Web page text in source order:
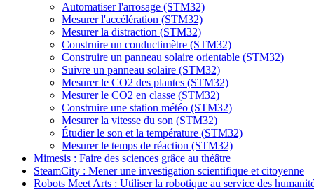
Automatiser l'arrosage (STM32)
Mesurer l'accélération (STM32)
Mesurer la distraction (STM32)
Construire un conductimètre (STM32)
Construire un panneau solaire orientable (STM32)
Suivre un panneau solaire (STM32)
Mesurer le CO2 des plantes (STM32)
Mesurer le CO2 en classe (STM32)
Construire une station météo (STM32)
Mesurer la vitesse du son (STM32)
Étudier le son et la température (STM32)
Mesurer le temps de réaction (STM32)
Mimesis : Faire des sciences grâce au théâtre
SteamCity : Mener une investigation scientifique et citoyenne
Robots Meet Arts : Utiliser la robotique au service des